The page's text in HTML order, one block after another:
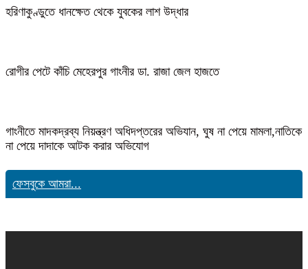
হরিণাকুণ্ডুতে ধানক্ষেত থেকে যুবকের লাশ উদ্ধার
রোগীর পেটে কাঁচি মেহেরপুর গাংনীর ডা. রাজা জেল হাজতে
গাংনীতে মাদকদ্রব্য নিয়ন্ত্রণ অধিদপ্তরের অভিযান, ঘুষ না পেয়ে মামলা,নাতিকে
না পেয়ে দাদাকে আটক করার অভিযোগ
ফেসবুকে আমরা...